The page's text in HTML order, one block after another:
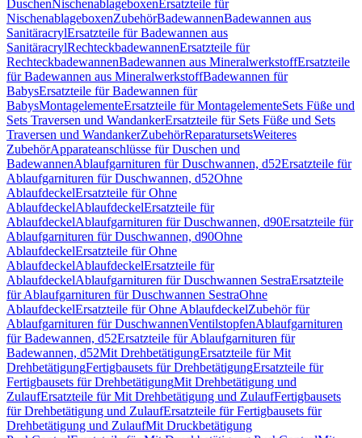
DuschenNischenablageboxenErsatzteile für
NischenablageboxenZubehörBadewannenBadewannen aus
SanitäracrylErsatzteile für Badewannen aus
SanitäracrylRechteckbadewannenErsatzteile für
RechteckbadewannenBadewannen aus MineralwerkstoffErsatzteile
für Badewannen aus MineralwerkstoffBadewannen für
BabysErsatzteile für Badewannen für
BabysMontagelementeErsatzteile für MontagelementeSets Füße und
Sets Traversen und WandankerErsatzteile für Sets Füße und Sets
Traversen und WandankerZubehörReparatursetsWeiteres
ZubehörApparateanschlüsse für Duschen und
BadewannenAblaufgarnituren für Duschwannen, d52Ersatzteile für
Ablaufgarnituren für Duschwannen, d52Ohne
AblaufdeckelErsatzteile für Ohne
AblaufdeckelAblaufdeckelErsatzteile für
AblaufdeckelAblaufgarnituren für Duschwannen, d90Ersatzteile für
Ablaufgarnituren für Duschwannen, d90Ohne
AblaufdeckelErsatzteile für Ohne
AblaufdeckelAblaufdeckelErsatzteile für
AblaufdeckelAblaufgarnituren für Duschwannen SestraErsatzteile
für Ablaufgarnituren für Duschwannen SestraOhne
AblaufdeckelErsatzteile für Ohne AblaufdeckelZubehör für
Ablaufgarnituren für DuschwannenVentilstopfenAblaufgarnituren
für Badewannen, d52Ersatzteile für Ablaufgarnituren für
Badewannen, d52Mit DrehbetätigungErsatzteile für Mit
DrehbetätigungFertigbausets für DrehbetätigungErsatzteile für
Fertigbausets für DrehbetätigungMit Drehbetätigung und
ZulaufErsatzteile für Mit Drehbetätigung und ZulaufFertigbausets
für Drehbetätigung und ZulaufErsatzteile für Fertigbausets für
Drehbetätigung und ZulaufMit Druckbetätigung